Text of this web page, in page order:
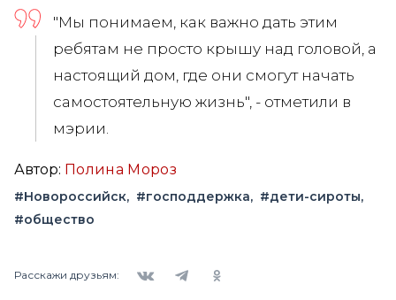
"Мы понимаем, как важно дать этим
ребятам не просто крышу над головой, а
настоящий дом, где они смогут начать
самостоятельную жизнь", - отметили в
мэрии.
Автор: Полина Мороз
#Новороссийск #господдержка
#дети-сироты
#общество
Расскажи друзьям: